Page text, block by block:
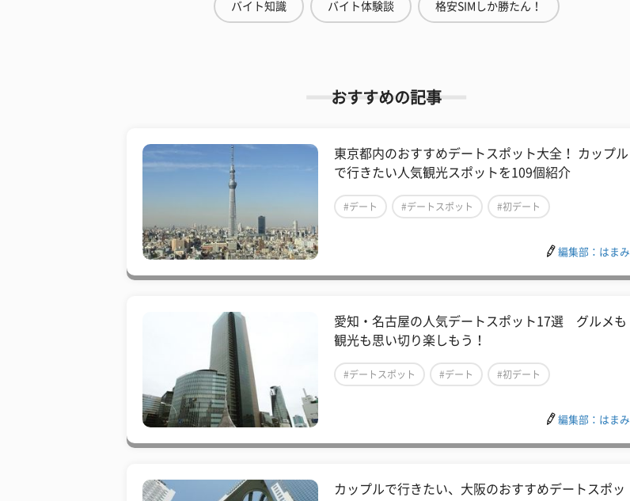
バイト知識 バイト体験談 格安SIMしか勝たん！
おすすめの記事
東京都内のおすすめデートスポット大全！ カップル
で行きたい人気観光スポットを109個紹介
#デート #デートスポット #初デート
編集部：はまみ
愛知・名古屋の人気デートスポット17選 グルメも
観光も思い切り楽しもう！
#デートスポット #デート #初デート
編集部：はまみ
カップルで行きたい、大阪のおすすめデートスポッ